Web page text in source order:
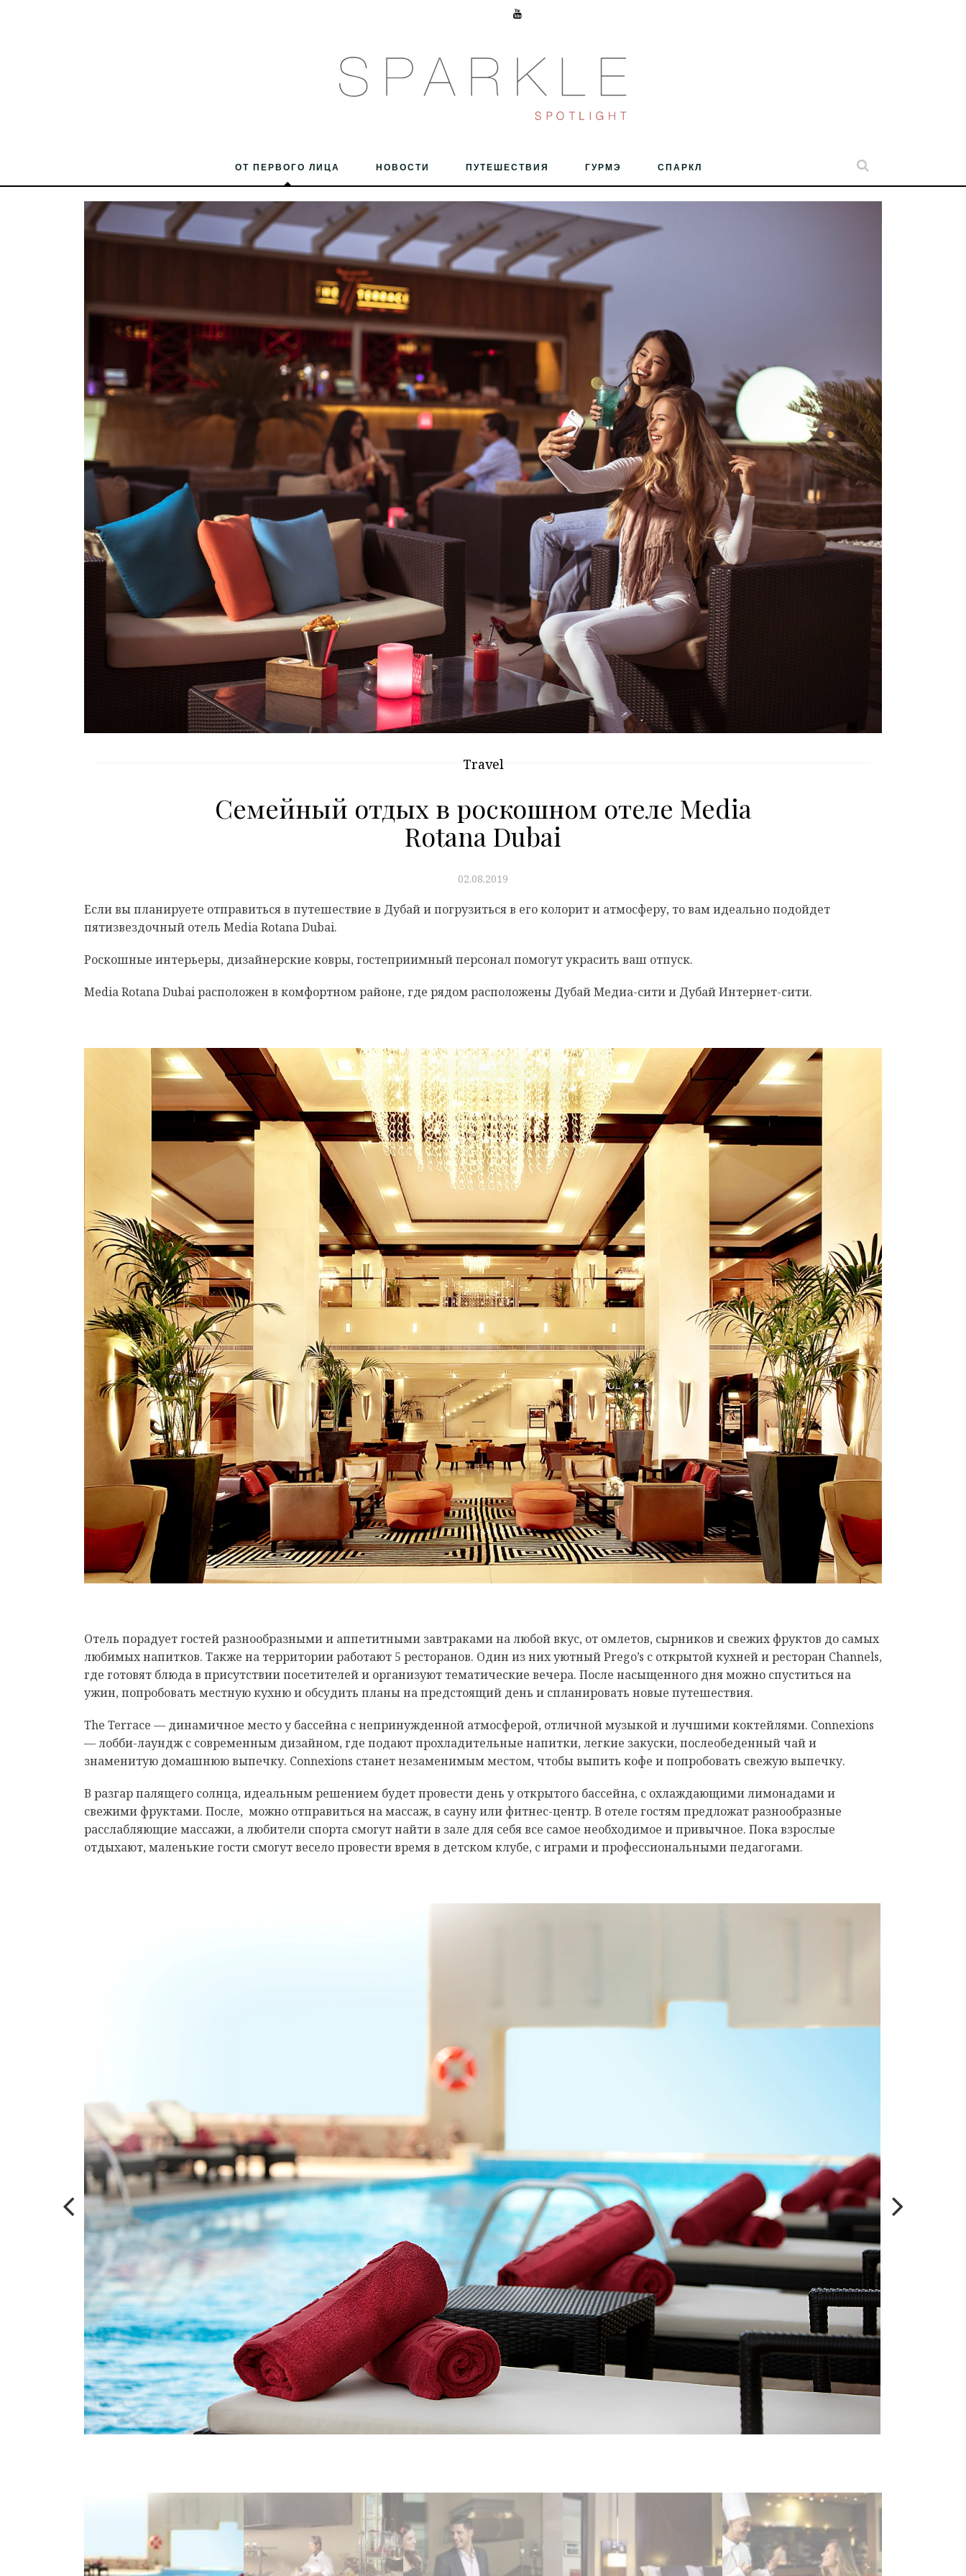
ОТ ПЕРВОГО ЛИЦА НОВОСТИ ПУТЕШЕСТВИЯ ГУРМЭ СПАРКЛ
Travel
Семейный отдых в роскошном отеле Media
Rotana Dubai
02.08.2019
Если вы планируете отправиться в путешествие в Дубай и погрузиться в его колорит и атмосферу, то вам идеально подойдет
пятизвездочный отель Media Rotana Dubai.
Роскошные интерьеры, дизайнерские ковры, гостеприимный персонал помогут украсить ваш отпуск.
Media Rotana Dubai расположен в комфортном районе, где рядом расположены Дубай Медиа-сити и Дубай Интернет-сити.
Отель порадует гостей разнообразными и аппетитными завтраками на любой вкус, от омлетов, сырников и свежих фруктов до самых
любимых напитков. Также на территории работают 5 ресторанов. Один из них уютный Prego’s с открытой кухней и ресторан Channels,
где готовят блюда в присутствии посетителей и организуют тематические вечера. После насыщенного дня можно спуститься на
ужин, попробовать местную кухню и обсудить планы на предстоящий день и спланировать новые путешествия.
The Terrace — динамичное место у бассейна с непринужденной атмосферой, отличной музыкой и лучшими коктейлями. Connexions
— лобби-лаундж с современным дизайном, где подают прохладительные напитки, легкие закуски, послеобеденный чай и
знаменитую домашнюю выпечку. Connexions станет незаменимым местом, чтобы выпить кофе и попробовать свежую выпечку.
В разгар палящего солнца, идеальным решением будет провести день у открытого бассейна, с охлаждающими лимонадами и
свежими фруктами. После, можно отправиться на массаж, в сауну или фитнес-центр. В отеле гостям предложат разнообразные
расслабляющие массажи, а любители спорта смогут найти в зале для себя все самое необходимое и привычное. Пока взрослые
отдыхают, маленькие гости смогут весело провести время в детском клубе, с играми и профессиональными педагогами.